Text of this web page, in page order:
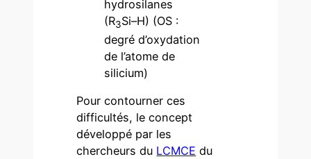
hydrosilanes
(R3Si–H) (OS :
degré d’oxydation
de l’atome de
silicium)
Pour contourner ces
difficultés, le concept
développé par les
chercheurs du LCMCE du